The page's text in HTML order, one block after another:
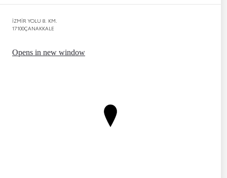
İZMİR YOLU 8. KM.
17100ÇANAKKALE
Opens in new window